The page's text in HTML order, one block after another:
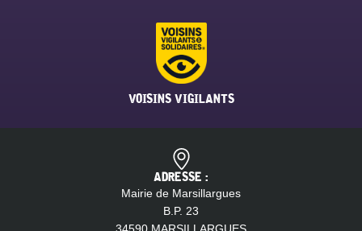
VOISINS VIGILANTS
ADRESSE :
Mairie de Marsillargues
B.P. 23